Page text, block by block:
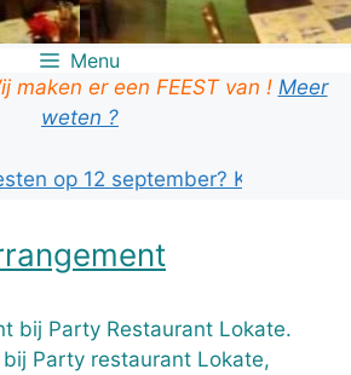
Menu
maken er een FEEST van ! Meer
weten ?
op 12 september? KLIK HIER!
bij Party Restaurant Lokate.
Party restaurant Lokate,